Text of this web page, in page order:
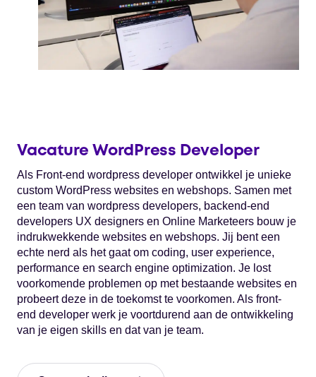
Vacature WordPress Developer
Als Front-end wordpress developer ontwikkel je unieke
custom WordPress websites en webshops. Samen met
een team van wordpress developers, backend-end
developers UX designers en Online Marketeers bouw je
indrukwekkende websites en webshops. Jij bent een
echte nerd als het gaat om coding, user experience,
performance en search engine optimization. Je lost
voorkomende problemen op met bestaande websites en
probeert deze in de toekomst te voorkomen. Als front-
end developer werk je voortdurend aan de ontwikkeling
van je eigen skills en dat van je team.